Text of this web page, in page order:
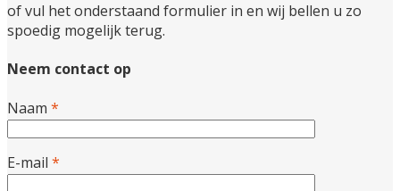
of vul het onderstaand formulier in en wij bellen u zo
spoedig mogelijk terug.
Neem contact op
Naam *
E-mail *